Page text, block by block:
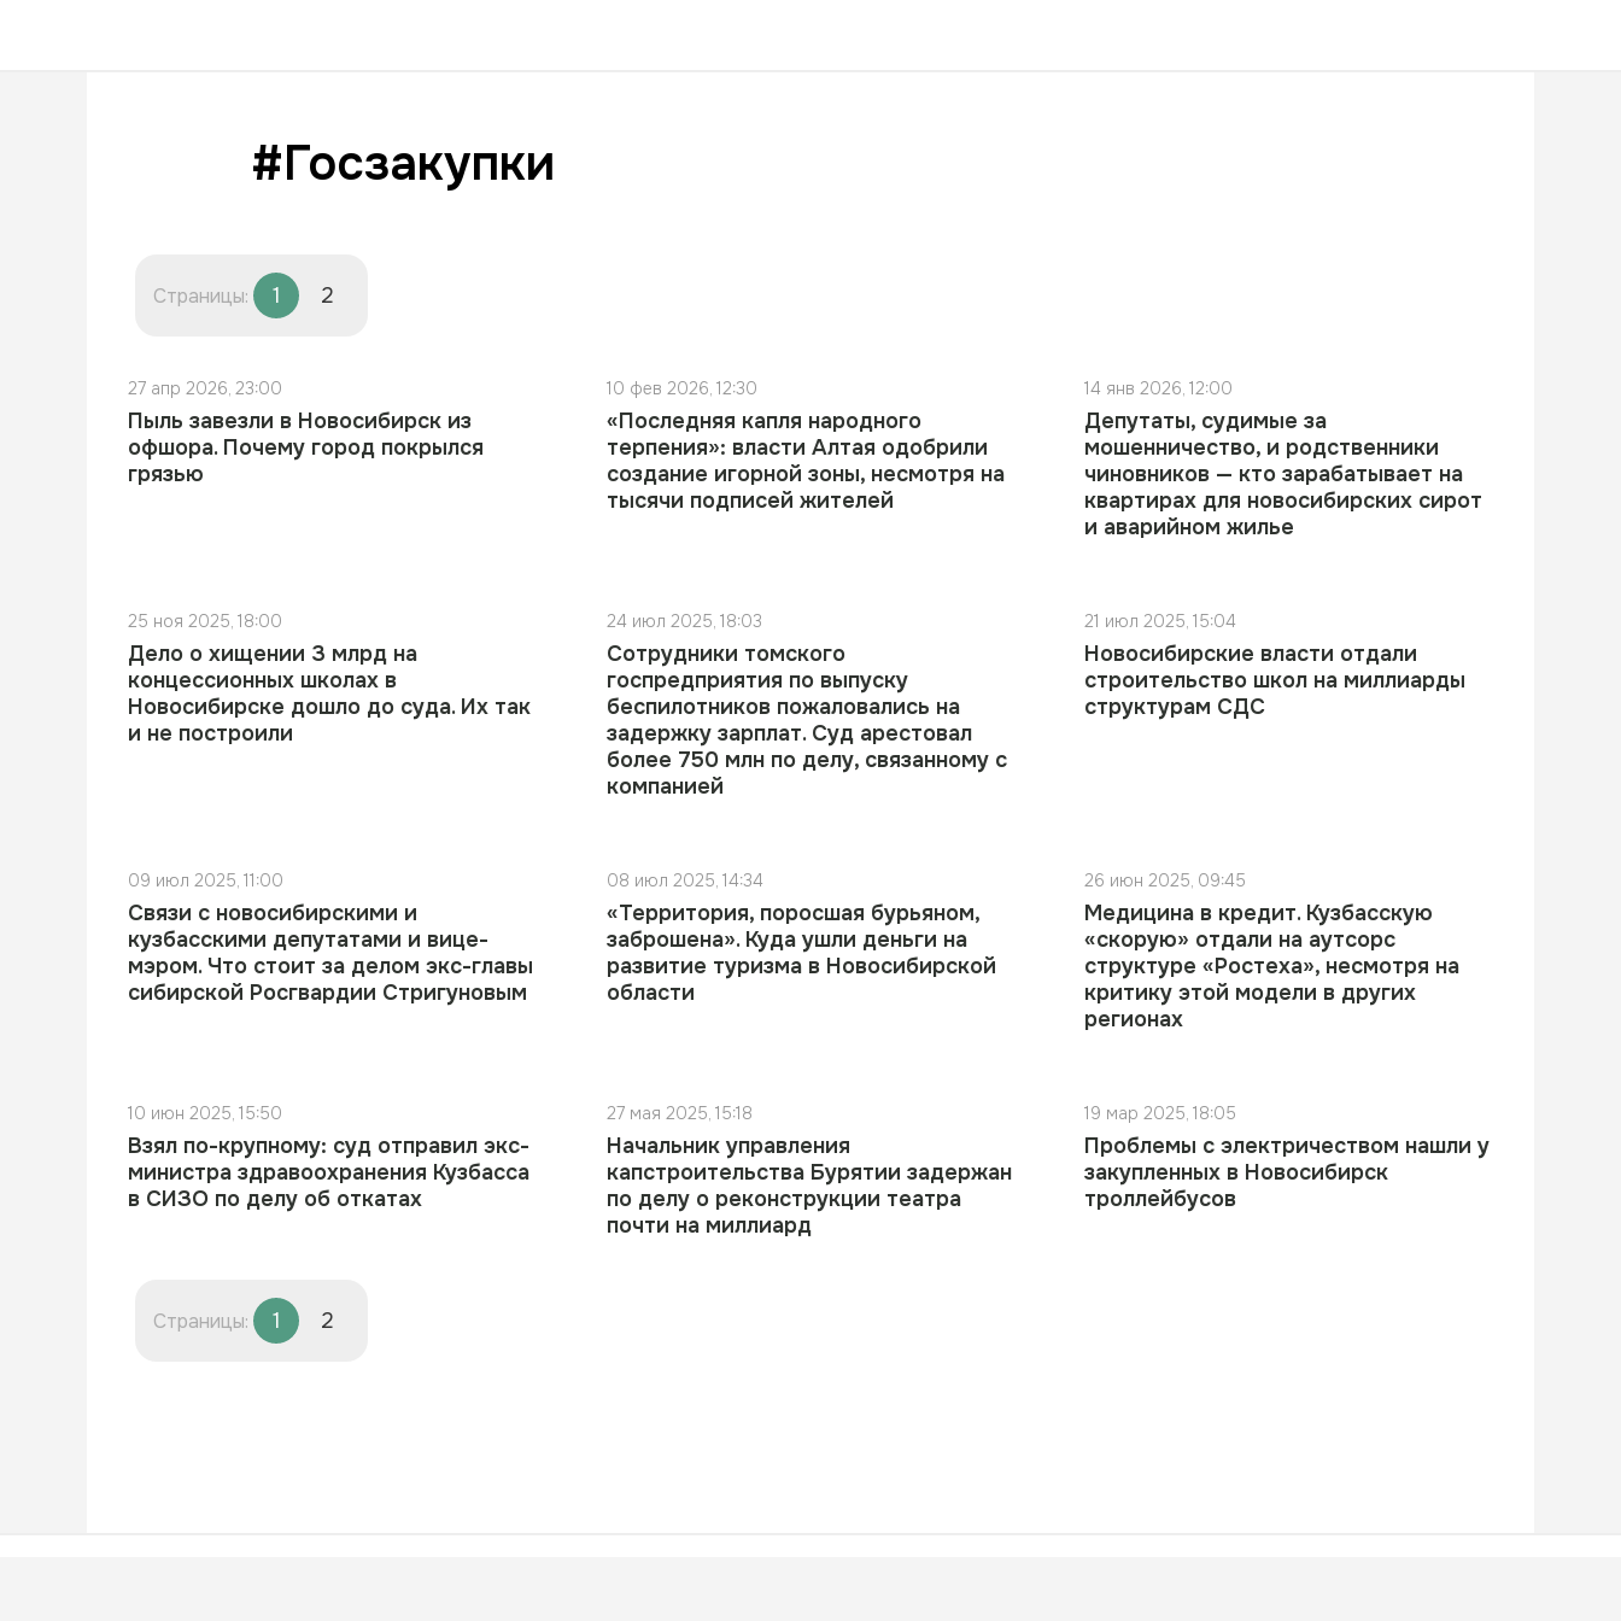
#Госзакупки
Страницы: 1 2
27 апр 2026, 23:00
Пыль завезли в Новосибирск из
офшора. Почему город покрылся
грязью
10 фев 2026, 12:30
«Последняя капля народного
терпения»: власти Алтая одобрили
создание игорной зоны, несмотря на
тысячи подписей жителей
14 янв 2026, 12:00
Депутаты, судимые за
мошенничество, и родственники
чиновников — кто зарабатывает на
квартирах для новосибирских сирот
и аварийном жилье
25 ноя 2025, 18:00
Дело о хищении 3 млрд на
концессионных школах в
Новосибирске дошло до суда. Их так
и не построили
24 июл 2025, 18:03
Сотрудники томского
госпредприятия по выпуску
беспилотников пожаловались на
задержку зарплат. Суд арестовал
более 750 млн по делу, связанному с
компанией
21 июл 2025, 15:04
Новосибирские власти отдали
строительство школ на миллиарды
структурам СДС
09 июл 2025, 11:00
Связи с новосибирскими и
кузбасскими депутатами и вице-
мэром. Что стоит за делом экс-главы
сибирской Росгвардии Стригуновым
08 июл 2025, 14:34
«Территория, поросшая бурьяном,
заброшена». Куда ушли деньги на
развитие туризма в Новосибирской
области
26 июн 2025, 09:45
Медицина в кредит. Кузбасскую
«скорую» отдали на аутсорс
структуре «Ростеха», несмотря на
критику этой модели в других
регионах
10 июн 2025, 15:50
Взял по-крупному: суд отправил экс-
министра здравоохранения Кузбасса
в СИЗО по делу об откатах
27 мая 2025, 15:18
Начальник управления
капстроительства Бурятии задержан
по делу о реконструкции театра
почти на миллиард
19 мар 2025, 18:05
Проблемы с электричеством нашли у
закупленных в Новосибирск
троллейбусов
Страницы: 1 2